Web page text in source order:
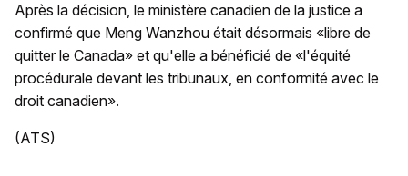
Après la décision, le ministère canadien de la justice a
confirmé que Meng Wanzhou était désormais «libre de
quitter le Canada» et qu'elle a bénéficié de «l'équité
procédurale devant les tribunaux, en conformité avec le
droit canadien».
(ATS)